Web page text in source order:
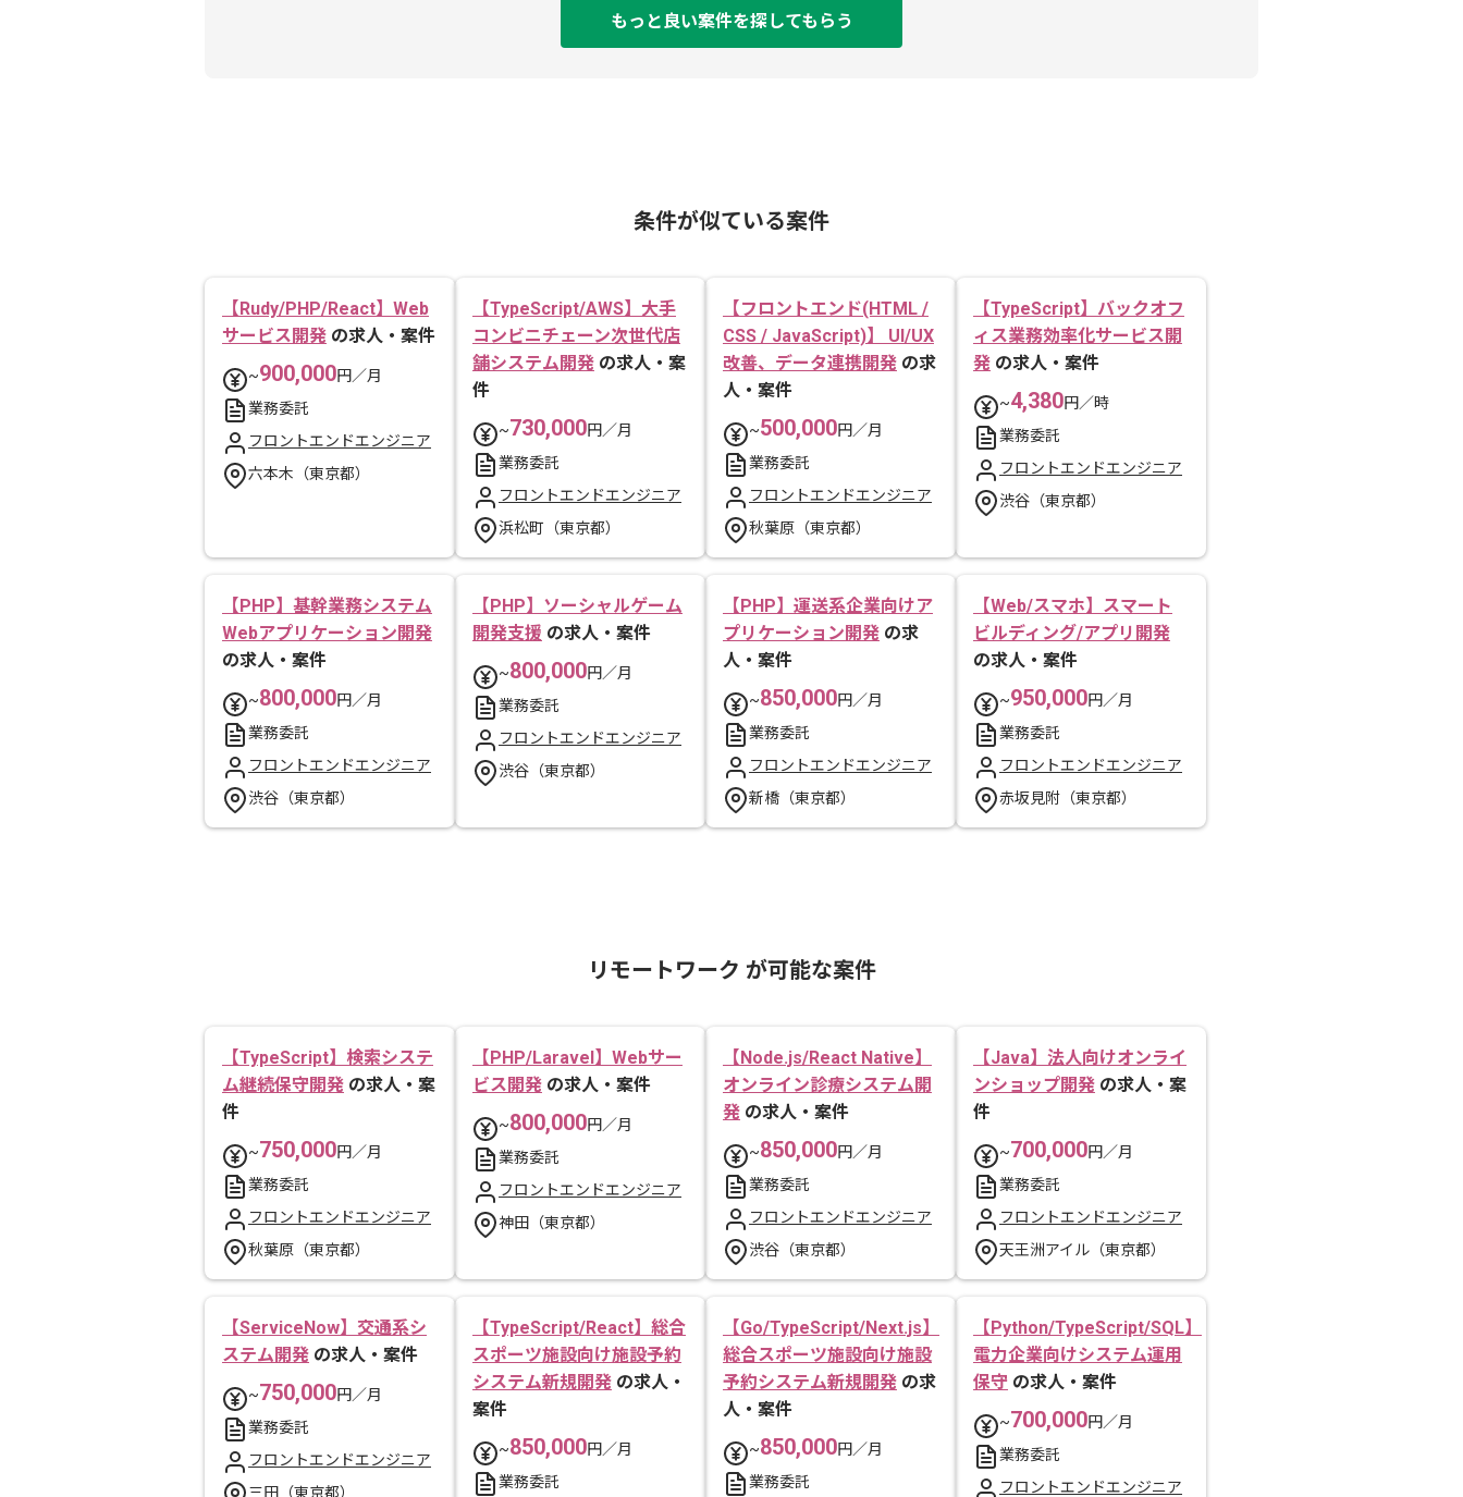
もっと良い案件を探してもらう
条件が似ている案件
【Rudy/PHP/React】Web
サービス開発 の求人・案件
~900,000円／月
業務委託
フロントエンドエンジニア
六本木（東京都）
【TypeScript/AWS】大手
コンビニチェーン次世代店
舗システム開発 の求人・案
件
~730,000円／月
業務委託
フロントエンドエンジニア
浜松町（東京都）
【フロントエンド(HTML /
CSS / JavaScript)】 UI/UX
改善、データ連携開発 の求
人・案件
~500,000円／月
業務委託
フロントエンドエンジニア
秋葉原（東京都）
【TypeScript】バックオフ
ィス業務効率化サービス開
発 の求人・案件
~4,380円／時
業務委託
フロントエンドエンジニア
渋谷（東京都）
【PHP】基幹業務システム
Webアプリケーション開発
の求人・案件
~800,000円／月
業務委託
フロントエンドエンジニア
渋谷（東京都）
【PHP】ソーシャルゲーム
開発支援 の求人・案件
~800,000円／月
業務委託
フロントエンドエンジニア
渋谷（東京都）
【PHP】運送系企業向けア
プリケーション開発 の求
人・案件
~850,000円／月
業務委託
フロントエンドエンジニア
新橋（東京都）
【Web/スマホ】スマート
ビルディング/アプリ開発
の求人・案件
~950,000円／月
業務委託
フロントエンドエンジニア
赤坂見附（東京都）
リモートワーク が可能な案件
【TypeScript】検索システ
ム継続保守開発 の求人・案
件
~750,000円／月
業務委託
フロントエンドエンジニア
秋葉原（東京都）
【PHP/Laravel】Webサー
ビス開発 の求人・案件
~800,000円／月
業務委託
フロントエンドエンジニア
神田（東京都）
【Node.js/React Native】
オンライン診療システム開
発 の求人・案件
~850,000円／月
業務委託
フロントエンドエンジニア
渋谷（東京都）
【Java】法人向けオンライ
ンショップ開発 の求人・案
件
~700,000円／月
業務委託
フロントエンドエンジニア
天王洲アイル（東京都）
【ServiceNow】交通系シ
ステム開発 の求人・案件
~750,000円／月
業務委託
フロントエンドエンジニア
三田（東京都）
【TypeScript/React】総合
スポーツ施設向け施設予約
システム新規開発 の求人・
案件
~850,000円／月
業務委託
【Go/TypeScript/Next.js】
総合スポーツ施設向け施設
予約システム新規開発 の求
人・案件
~850,000円／月
業務委託
【Python/TypeScript/SQL】
電力企業向けシステム運用
保守 の求人・案件
~700,000円／月
業務委託
フロントエンドエンジニア